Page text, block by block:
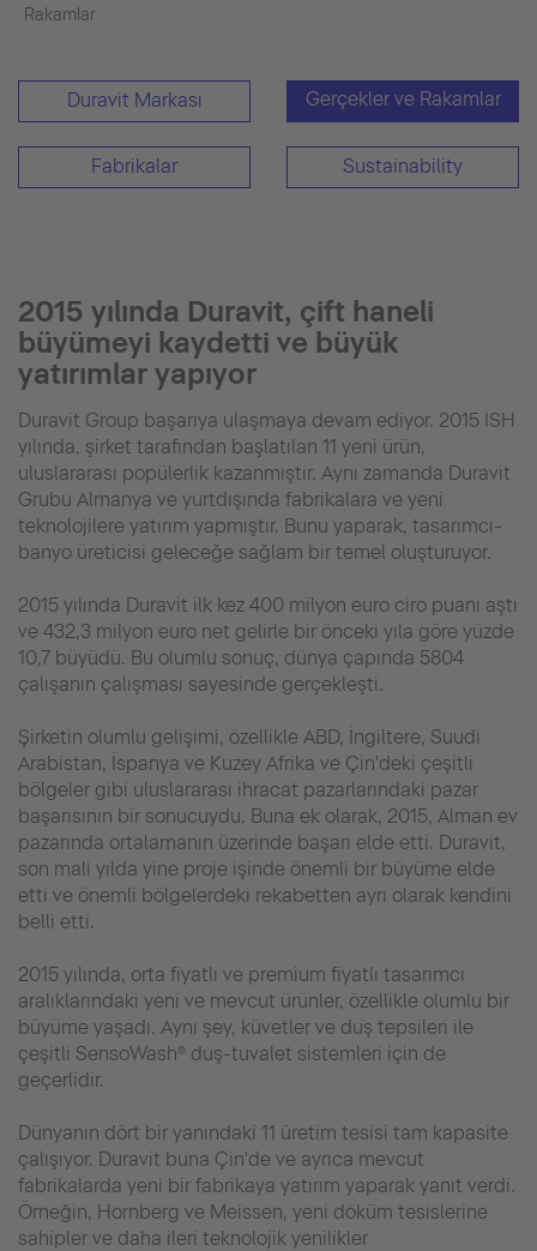
Rakamlar
Duravit Markası Gerçekler ve Rakamlar
Fabrikalar Sustainability
2015 yılında Duravit, çift haneli
büyümeyi kaydetti ve büyük
yatırımlar yapıyor
Duravit Group başarıya ulaşmaya devam ediyor. 2015 ISH
yılında, şirket tarafından başlatılan 11 yeni ürün,
uluslararası popülerlik kazanmıştır. Aynı zamanda Duravit
Grubu Almanya ve yurtdışında fabrikalara ve yeni
teknolojilere yatırım yapmıştır. Bunu yaparak, tasarımcı-
banyo üreticisi geleceğe sağlam bir temel oluşturuyor.
2015 yılında Duravit ilk kez 400 milyon euro ciro puanı aştı
ve 432,3 milyon euro net gelirle bir önceki yıla göre yüzde
10,7 büyüdü. Bu olumlu sonuç, dünya çapında 5804
çalışanın çalışması sayesinde gerçekleşti.
Şirketin olumlu gelişimi, özellikle ABD, İngiltere, Suudi
Arabistan, İspanya ve Kuzey Afrika ve Çin'deki çeşitli
bölgeler gibi uluslararası ihracat pazarlarındaki pazar
başarısının bir sonucuydu. Buna ek olarak, 2015, Alman ev
pazarında ortalamanın üzerinde başarı elde etti. Duravit,
son mali yılda yine proje işinde önemli bir büyüme elde
etti ve önemli bölgelerdeki rekabetten ayrı olarak kendini
belli etti.
2015 yılında, orta fiyatlı ve premium fiyatlı tasarımcı
aralıklarındaki yeni ve mevcut ürünler, özellikle olumlu bir
büyüme yaşadı. Aynı şey, küvetler ve duş tepsileri ile
çeşitli SensoWash® duş-tuvalet sistemleri için de
geçerlidir.
Dünyanın dört bir yanındaki 11 üretim tesisi tam kapasite
çalışıyor. Duravit buna Çin'de ve ayrıca mevcut
fabrikalarda yeni bir fabrikaya yatırım yaparak yanıt verdi.
Örneğin, Hornberg ve Meissen, yeni döküm tesislerine
sahipler ve daha ileri teknolojik yenilikler